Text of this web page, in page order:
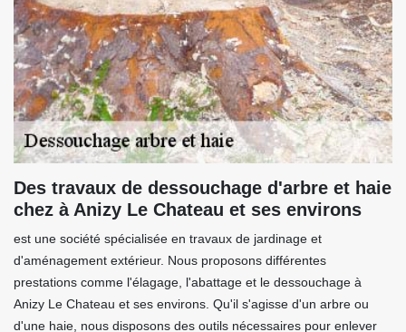
Des travaux de dessouchage d'arbre et haie
chez à Anizy Le Chateau et ses environs
est une société spécialisée en travaux de jardinage et
d'aménagement extérieur. Nous proposons différentes
prestations comme l'élagage, l'abattage et le dessouchage à
Anizy Le Chateau et ses environs. Qu'il s'agisse d'un arbre ou
d'une haie, nous disposons des outils nécessaires pour enlever